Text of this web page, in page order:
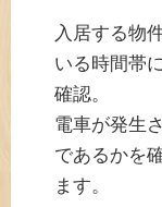
入居する物
いる時間帯
確認。
電車が発生
であるかを
ます。